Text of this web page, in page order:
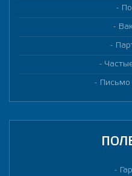
Письмо